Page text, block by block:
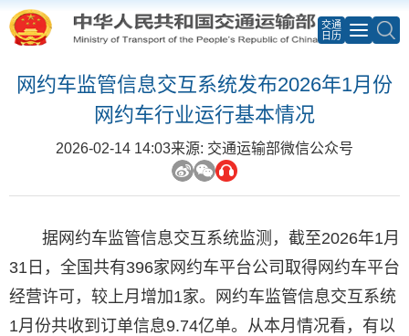
交通
日历
网约车监管信息交互系统发布2026年1月份
网约车行业运行基本情况
2026-02-14 14:03来源: 交通运输部微信公众号
据网约车监管信息交互系统监测，截至2026年1月
31日，全国共有396家网约车平台公司取得网约车平台
经营许可，较上月增加1家。网约车监管信息交互系统
1月份共收到订单信息9.74亿单。从本月情况看，有以